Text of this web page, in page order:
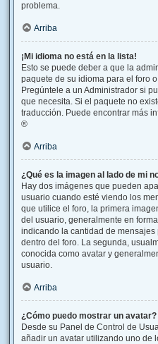
problema.
Arriba
¡Mi idioma no está en la lista!
Esto se puede deber a que la
paquete de su idioma para el foro
Pregúntele a un Administrador si
que necesita. Si el paquete no
traducción. Puede encontrar más
®
Arriba
¿Qué es la imagen al lado de mi
Hay dos imágenes que pueden
usuario cuando esté viendo los
que utilice el foro, la primera
del usuario, generalmente en
indicando la cantidad de
dentro del foro. La segunda,
conocida como avatar y
usuario.
Arriba
¿Cómo puedo mostrar un avatar?
Desde su Panel de Control de
añadir un avatar utilizando uno de